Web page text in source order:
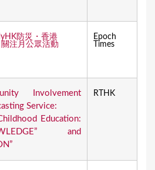
防災・香港
注月公眾活動
Epoch
Times
Involvement
Service:
Education:
and
RTHK